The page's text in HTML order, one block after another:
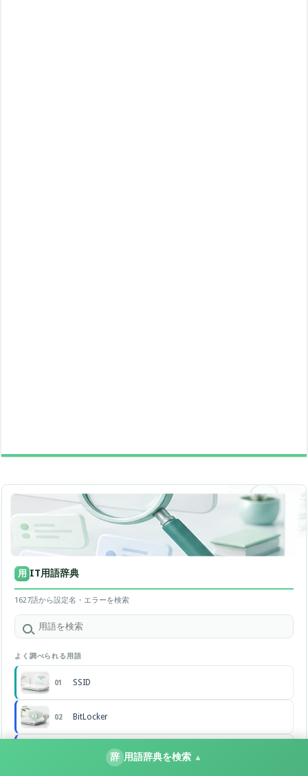
用 IT用語辞典
1627語から設定名・エラーを検索
よく調べられる用語
01 SSID
02 BitLocker
VLOOKUP辞 用語辞典を検索 ▲